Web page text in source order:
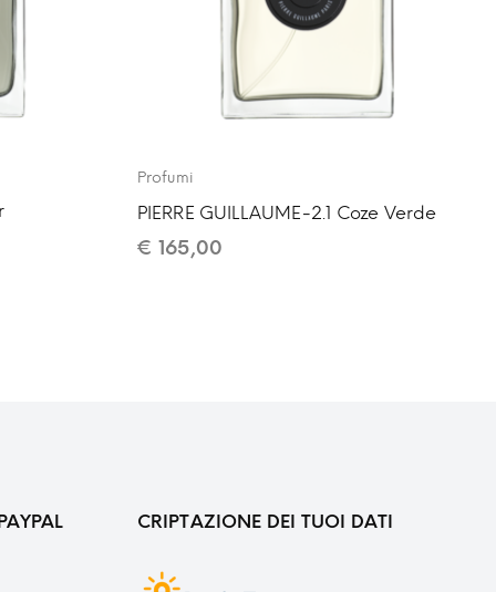
Profumi
PIERRE GUILLAUME-2.1 Coze Verde
€ 165,00
CRIPTAZIONE DEI TUOI DATI